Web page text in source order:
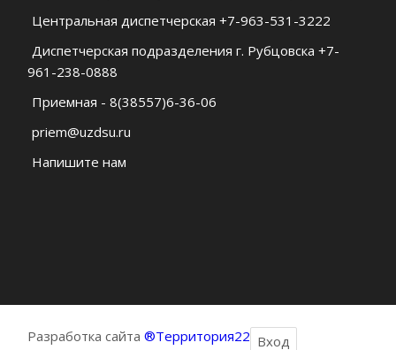
Центральная диспетчерская +7-963-531-3222
Диспетчерская подразделения г. Рубцовска +7-
961-238-0888
Приемная - 8(38557)6-36-06
priem@uzdsu.ru
Напишите нам
Разработка сайта®Территория22 Вход